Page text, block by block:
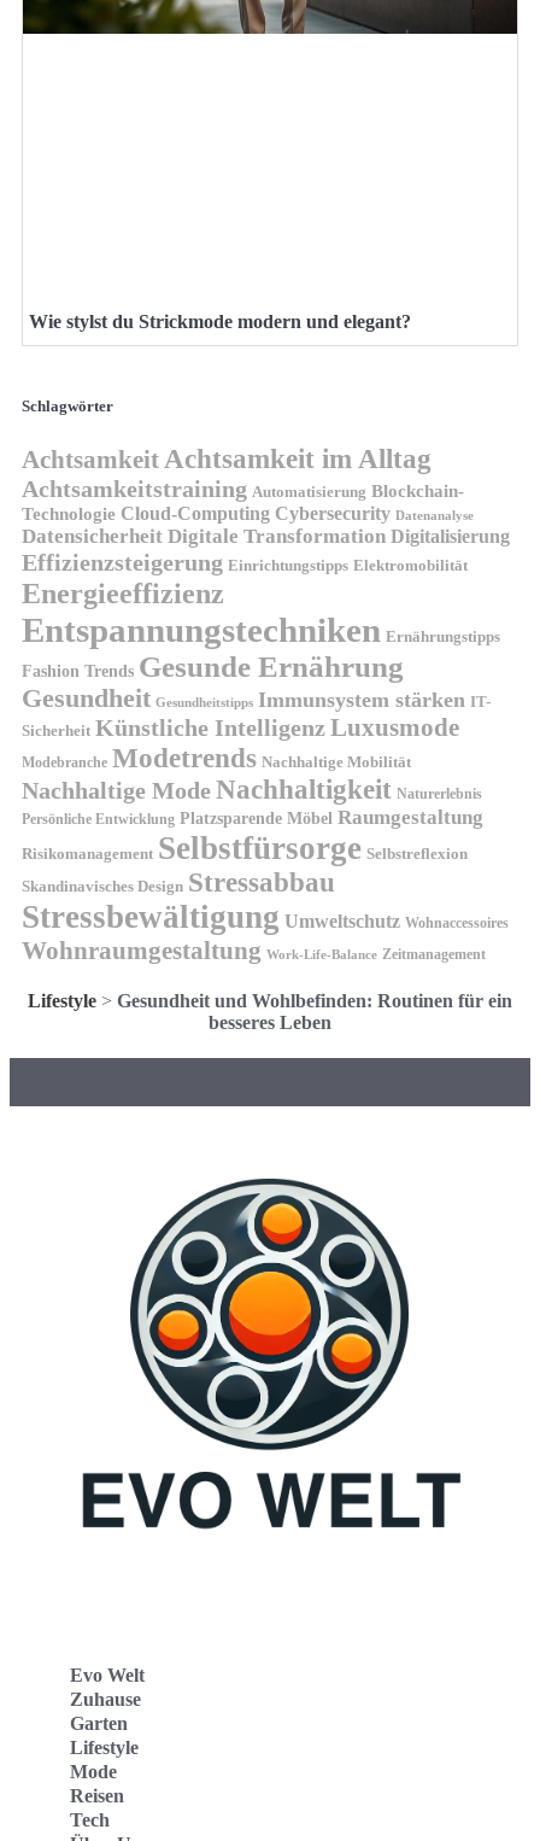
Wie stylst du Strickmode modern und elegant?
Schlagwörter
AchtsamkeitAchtsamkeit im Alltag
Achtsamkeitstraining Automatisierung Blockchain-
Technologie Cloud-Computing Cybersecurity Datenanalyse
Datensicherheit Digitale Transformation Digitalisierung
Effizienzsteigerung Einrichtungstipps Elektromobilität
Energieeffizienz
Entspannungstechniken Ernährungstipps
Fashion Trends Gesunde Ernährung
Gesundheit Gesundheitstipps Immunsystem stärken IT-
Sicherheit Künstliche IntelligenzLuxusmode
Modebranche Modetrends Nachhaltige Mobilität
Nachhaltige ModeNachhaltigkeit Naturerlebnis
Persönliche Entwicklung Platzsparende Möbel Raumgestaltung
Risikomanagement Selbstfürsorge Selbstreflexion
Skandinavisches Design Stressabbau
Stressbewältigung Umweltschutz Wohnaccessoires
Wohnraumgestaltung Work-Life-Balance Zeitmanagement
Lifestyle > Gesundheit und Wohlbefinden: Routinen für ein
besseres Leben
Evo Welt
Zuhause
Garten
Lifestyle
Mode
Reisen
Tech